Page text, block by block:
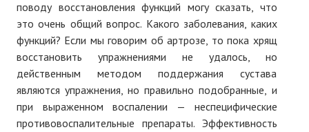
поводу восстановления функций могу сказать, что
это очень общий вопрос. Какого заболевания, каких
функций? Если мы говорим об артрозе, то пока хрящ
восстановить упражнениями не удалось, но
действенным методом поддержания сустава
являются упражнения, но правильно подобранные, и
при выраженном воспалении — неспецифические
противовоспалительные препараты. Эффективность